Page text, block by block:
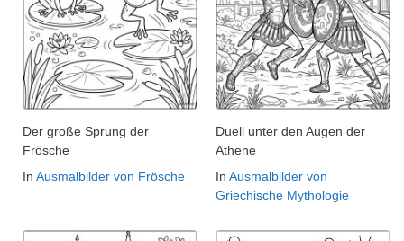
Der große Sprung der
Frösche
In Ausmalbilder von Frösche
Duell unter den Augen der
Athene
In Ausmalbilder von
Griechische Mythologie